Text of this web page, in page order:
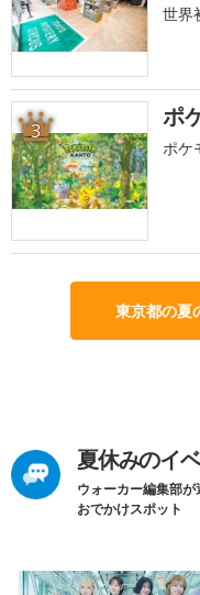
世界
3 ポ
ポケ
東京都の夏
夏休みのイ
ウォーカー編集部
おでかけスポット